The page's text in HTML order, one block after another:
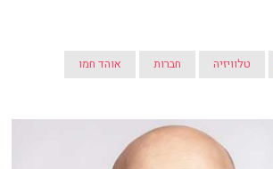
טלוויזיה חברות אוהד חמו